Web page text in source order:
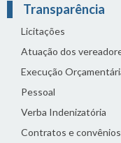
Transparência
Licitações
Atuação dos
Execução
Pessoal
Verba Indenizatória
Contratos e convênios